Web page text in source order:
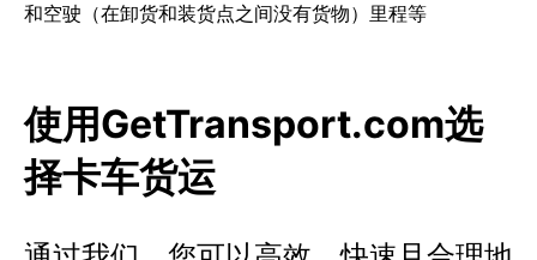
和空驶（在卸货和装货点之间没有货物）里程等
使用GetTransport.com选
择卡车货运